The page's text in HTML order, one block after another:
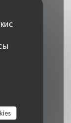
ВАЙ-ФАЙ
/
Express,